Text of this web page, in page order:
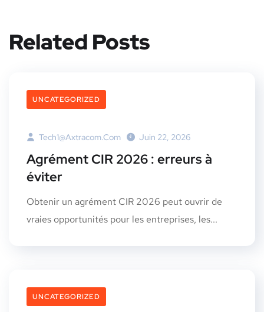
Related Posts
UNCATEGORIZED
Tech1@axtracom.com Juin 22, 2026
Agrément CIR 2026 : erreurs à
éviter
Obtenir un agrément CIR 2026 peut ouvrir de
vraies opportunités pour les entreprises, les...
UNCATEGORIZED